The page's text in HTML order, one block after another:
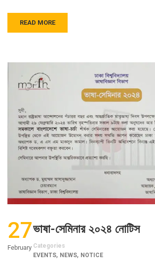
READ MORE
27
February
ভাষা-সেমিনার ২০২৪ নোটিস
Categories
EVENTS, NEWS, NOTICE